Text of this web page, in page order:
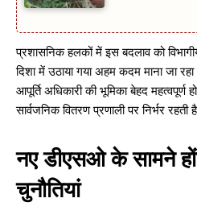
प्रशासनिक हलकों में इस बदलाव को
दिशा में उठाया गया अहम कदम माना जा
आपूर्ति अधिकारी की भूमिका बेहद महत्वपूर्ण
सार्वजनिक वितरण प्रणाली पर निर्भर रहती
नए डीएसओ के सामने
चुनौतियां